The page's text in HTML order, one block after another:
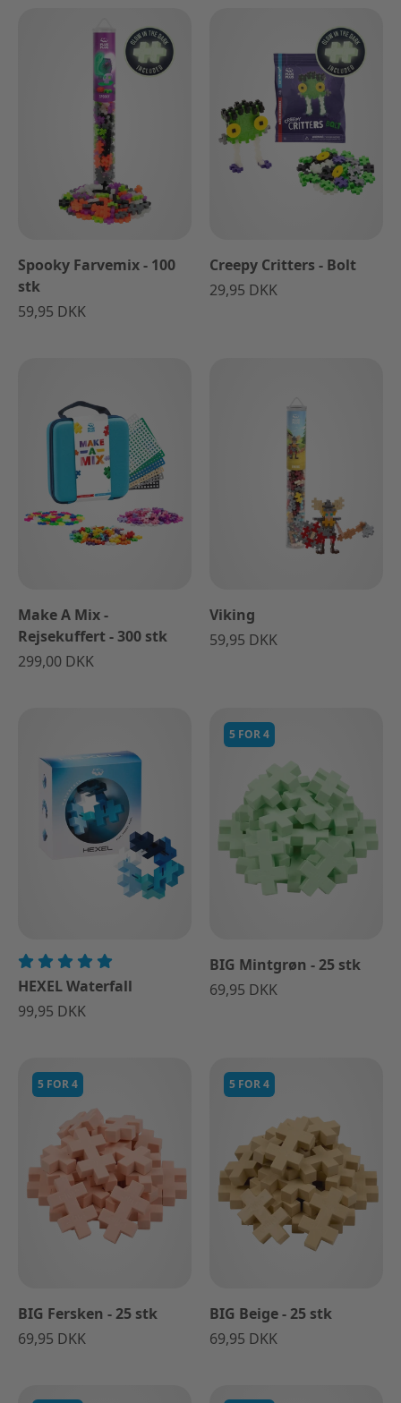
Spooky Farvemix - 100
stk
59,95 DKK
Creepy Critters - Bolt
29,95 DKK
Make A Mix -
Rejsekuffert - 300 stk
299,00 DKK
Viking
59,95 DKK
HEXEL Waterfall
99,95 DKK
5 FOR 4
BIG Mintgrøn - 25 stk
69,95 DKK
5 FOR 4
BIG Fersken - 25 stk
69,95 DKK
5 FOR 4
BIG Beige - 25 stk
69,95 DKK